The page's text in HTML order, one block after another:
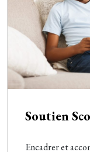
Soutien
Encadrer et